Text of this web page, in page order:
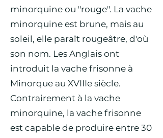
minorquine ou "rouge". La vache
minorquine est brune, mais au
soleil, elle paraît rougeâtre, d'où
son nom. Les Anglais ont
introduit la vache frisonne à
Minorque au XVIIIe siècle.
Contrairement à la vache
minorquine, la vache frisonne
est capable de produire entre 30